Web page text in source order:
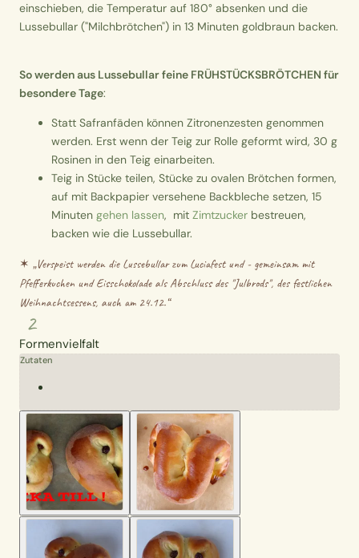
einschieben, die Temperatur auf 180° absenken und die
Lussebullar ("Milchbrötchen") in 13 Minuten goldbraun backen.
So werden aus Lussebullar feine FRÜHSTÜCKSBRÖTCHEN für
besondere Tage:
Statt Safranfäden können Zitronenzesten genommen
werden. Erst wenn der Teig zur Rolle geformt wird, 30 g
Rosinen in den Teig einarbeiten.
Teig in Stücke teilen, Stücke zu ovalen Brötchen formen,
auf mit Backpapier versehene Backbleche setzen, 15
Minuten gehen lassen, mit Zimtzucker bestreuen,
backen wie die Lussebullar.
✶ „Verspeist werden die Lussebullar zum Luciafest und - gemeinsam mit
Pfefferkuchen und Eisschokolade als Abschluss des "Julbrods", des festlichen
Weihnachtsessens, auch am 24.12.“
2
Formenvielfalt
Zutaten